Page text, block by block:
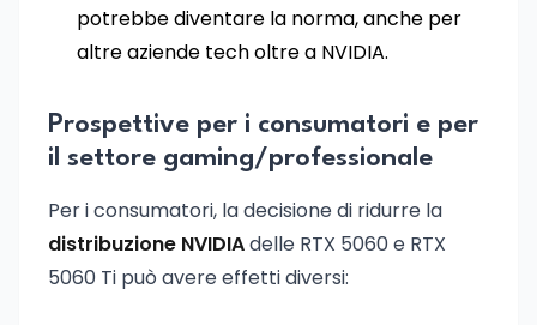
potrebbe diventare la norma, anche per
altre aziende tech oltre a NVIDIA.
Prospettive per i consumatori e per
il settore gaming/professionale
Per i consumatori, la decisione di ridurre la
distribuzione NVIDIAdelle RTX 5060 e RTX
5060 Ti può avere effetti diversi: